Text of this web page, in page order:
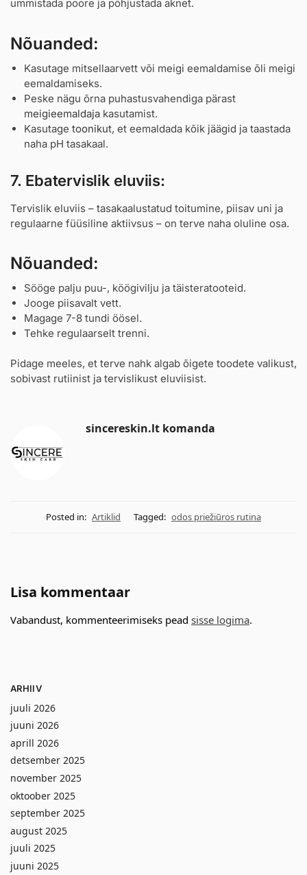
ummistada poore ja põhjustada aknet.
Nõuanded:
Kasutage mitsellaarvett või meigi eemaldamise õli meigi
eemaldamiseks.
Peske nägu õrna puhastusvahendiga pärast
meigieemaldaja kasutamist.
Kasutage toonikut, et eemaldada kõik jäägid ja taastada
naha pH tasakaal.
7. Ebatervislik eluviis:
Tervislik eluviis – tasakaalustatud toitumine, piisav uni ja
regulaarne füüsiline aktiivsus – on terve naha oluline osa.
Nõuanded:
Sööge palju puu-, köögivilju ja täisteratooteid.
Jooge piisavalt vett.
Magage 7-8 tundi öösel.
Tehke regulaarselt trenni.
Pidage meeles, et terve nahk algab õigete toodete valikust,
sobivast rutiinist ja tervislikust eluviisist.
sincereskin.lt komanda
Posted in: Artiklid Tagged: odos priežiūros rutina
Lisa kommentaar
Vabandust, kommenteerimiseks pead sisse logima.
ARHIIV
juuli 2026
juuni 2026
aprill 2026
detsember 2025
november 2025
oktoober 2025
september 2025
august 2025
juuli 2025
juuni 2025